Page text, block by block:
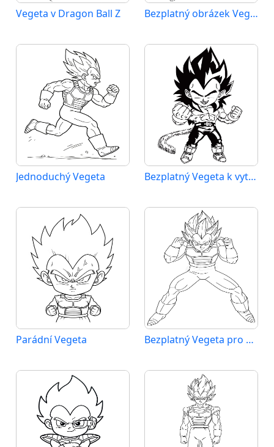
Vegeta v Dragon Ball Z Bezplatný obrázek Vegety
Jednoduchý Vegeta Bezplatný Vegeta k vytisknutí
Parádní Vegeta Bezplatný Vegeta pro děti